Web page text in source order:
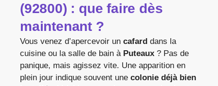
(92800) : que faire dès
maintenant ?
Vous venez d’apercevoir un cafard dans la
cuisine ou la salle de bain à Puteaux ? Pas de
panique, mais agissez vite. Une apparition en
plein jour indique souvent une colonie déjà bien